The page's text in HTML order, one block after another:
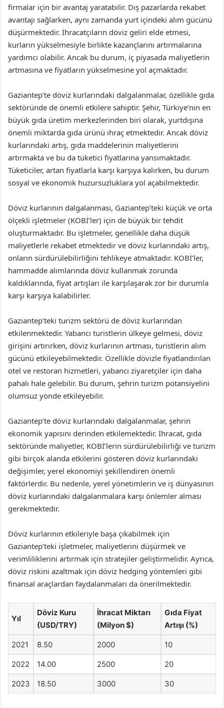
firmalar için bir avantaj yaratabilir. Dış pazarlarda rekabet
avantajı sağlarken, aynı zamanda yurt içindeki alım gücünü
düşürmektedir. İhracatçıların döviz geliri elde etmesi,
kurların yükselmesiyle birlikte kazançlarını artırmalarına
yardımcı olabilir. Ancak bu durum, iç piyasada maliyetlerin
artmasına ve fiyatların yükselmesine yol açmaktadır.
Gaziantep’te döviz kurlarındaki dalgalanmalar, özellikle gıda
sektöründe de önemli etkilere sahiptir. Şehir, Türkiye’nin en
büyük gıda üretim merkezlerinden biri olarak, yurtdışına
önemli miktarda gıda ürünü ihraç etmektedir. Ancak döviz
kurlarındaki artış, gıda maddelerinin maliyetlerini
artırmakta ve bu da tüketici fiyatlarına yansımaktadır.
Tüketiciler, artan fiyatlarla karşı karşıya kalırken, bu durum
sosyal ve ekonomik huzursuzluklara yol açabilmektedir.
Döviz kurlarının dalgalanması, Gaziantep’teki küçük ve orta
ölçekli işletmeler (KOBİ’ler) için de büyük bir tehdit
oluşturmaktadır. Bu işletmeler, genellikle daha düşük
maliyetlerle rekabet etmektedir ve döviz kurlarındaki artış,
onların sürdürülebilirliğini tehlikeye atmaktadır. KOBİ’ler,
hammadde alımlarında döviz kullanmak zorunda
kaldıklarında, fiyat artışları ile karşılaşarak zor bir durumla
karşı karşıya kalabilirler.
Gaziantep’teki turizm sektörü de döviz kurlarından
etkilenmektedir. Yabancı turistlerin ülkeye gelmesi, döviz
girişini artırırken, döviz kurlarının artması, turistlerin alım
gücünü etkileyebilmektedir. Özellikle dövizle fiyatlandırılan
otel ve restoran hizmetleri, yabancı ziyaretçiler için daha
pahalı hale gelebilir. Bu durum, şehrin turizm potansiyelini
olumsuz yönde etkileyebilir.
Gaziantep’te döviz kurlarındaki dalgalanmalar, şehrin
ekonomik yapısını derinden etkilemektedir. İhracat, gıda
sektöründe maliyetler, KOBİ’lerin sürdürülebilirliği ve turizm
gibi birçok alanda etkilerini gösteren döviz kurlarındaki
değişimler, yerel ekonomiyi şekillendiren önemli
faktörlerdir. Bu nedenle, yerel yönetimlerin ve iş dünyasının
döviz kurlarındaki dalgalanmalara karşı önlemler alması
gerekmektedir.
Döviz kurlarının etkileriyle başa çıkabilmek için
Gaziantep’teki işletmeler, maliyetlerini düşürmek ve
verimliliklerini artırmak için stratejiler geliştirmelidir. Ayrıca,
döviz riskini azaltmak için döviz hedging yöntemleri gibi
finansal araçlardan faydalanmaları da önerilmektedir.
Yıl
Döviz Kuru
(USD/TRY)
İhracat Miktarı
(Milyon $)
Gıda Fiyat
Artışı (%)
2021 8.50 2000 10
2022 14.00 2500 20
2023 18.50 3000 30